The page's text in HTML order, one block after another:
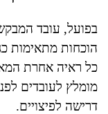
הוכחות מתאימות
כל ראיה אחרת
מומלץ לעובדים
דרישה לפיצויים.